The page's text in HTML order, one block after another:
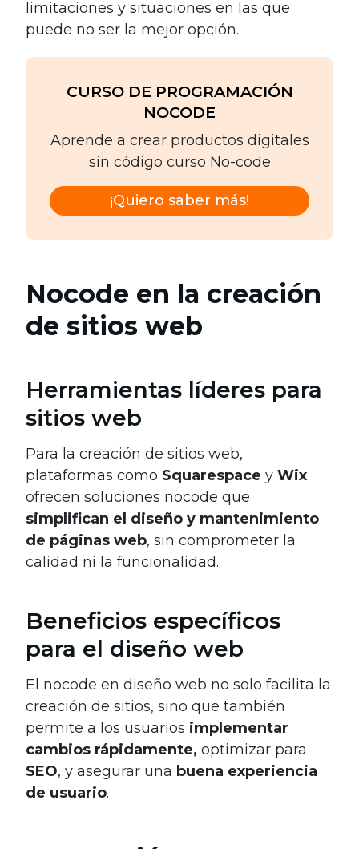
limitaciones y situaciones en las que
puede no ser la mejor opción.
CURSO DE PROGRAMACIÓN
NOCODE
Aprende a crear productos digitales
sin código curso No-code
¡Quiero saber más!
Nocode en la creación
de sitios web
Herramientas líderes para
sitios web
Para la creación de sitios web,
plataformas como Squarespace y Wix
ofrecen soluciones nocode que
simplifican el diseño y mantenimiento
de páginas web, sin comprometer la
calidad ni la funcionalidad.
Beneficios específicos
para el diseño web
El nocode en diseño web no solo facilita la
creación de sitios, sino que también
permite a los usuarios implementar
cambios rápidamente, optimizar para
SEO, y asegurar una buena experiencia
de usuario.